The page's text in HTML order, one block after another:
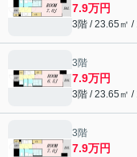
7.9万円
3階 / 23.65㎡ /
3階
7.9万円
3階 / 23.65㎡ /
3階
7.9万円